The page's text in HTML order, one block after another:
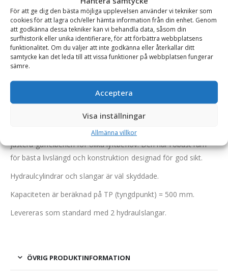
För att ge dig den bästa möjliga upplevelsen använder vi tekniker som
cookies för att lagra och/eller hämta information från din enhet. Genom
att godkänna dessa tekniker kan vi behandla data, såsom din
surfhistorik eller unika identifierare, för att förbättra webbplatsens
funktionalitet. Om du väljer att inte godkänna eller återkallar ditt
samtycke kan det leda till att vissa funktioner på webbplatsen fungerar
sämre.
Acceptera
Visa inställningar
Allmänna villkor
Se alla produkter inom samma kategori
Pallgafflar Hydrauliska
BESKRIVNING
Gaffelställ – hydrauliskt, fäste Stora BM, kapacitet
9900 kg, rambredd 2000 mm, gaffellängd 1600 mm
En pallgaffel med hydraulisk spridning som gör det enkelt att
justera gaffelbenen för olika lyftbehov. Den har robust ram
för bästa livslängd och konstruktion designad för god sikt.
Hydraulcylindrar och slangar är väl skyddade.
Kapaciteten är beräknad på TP (tyngdpunkt) = 500 mm.
Levereras som standard med 2 hydraulslangar.
ÖVRIG PRODUKTINFORMATION